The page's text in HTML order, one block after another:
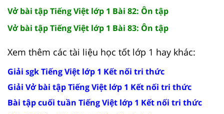
Vở bài tập Tiếng Việt lớp 1 Bài 82: Ôn tập
Vở bài tập Tiếng Việt lớp 1 Bài 83: Ôn tập
Xem thêm các tài liệu học tốt lớp 1 hay khác:
Giải sgk Tiếng Việt lớp 1 Kết nối tri thức
Giải Vở bài tập Tiếng Việt lớp 1 Kết nối tri thức
Bài tập cuối tuần Tiếng Việt lớp 1 Kết nối tri thức